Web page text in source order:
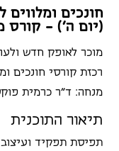
חונכים
(יום ה') - קורס
מוכר לאופק חדש
רכזת קורסי חונכים
מנחה: ד"ר כרמית
תיאור התוכנית
תפיסת תפקיד